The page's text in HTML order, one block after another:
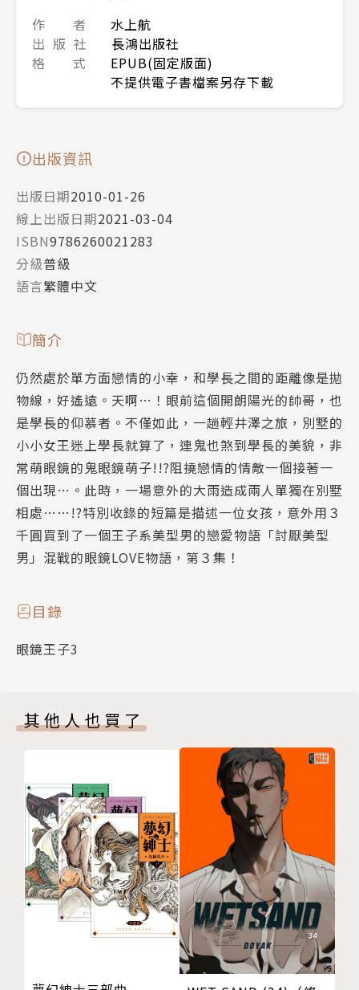
作 者
水上航
出 版 社
長鴻出版社
格 式
EPUB(固定版面)
不提供電子書檔案另存下載
出版資訊
出版日期2010-01-26
線上出版日期2021-03-04
ISBN9786260021283
分級普級
語言繁體中文
簡介
仍然處於單方面戀情的小幸，和學長之間的距離像是拋
物線，好遙遠。天啊…！眼前這個開朗陽光的帥哥，也
是學長的仰慕者。不僅如此，一趟輕井澤之旅，別墅的
小小女王迷上學長就算了，連鬼也煞到學長的美貌，非
常萌眼鏡的鬼眼鏡萌子!!?阻撓戀情的情敵一個接著一
個出現…。此時，一場意外的大雨造成兩人單獨在別墅
相處……!?特別收錄的短篇是描述一位女孩，意外用３
千圓買到了一個王子系美型男的戀愛物語「討厭美型
男」混戰的眼鏡LOVE物語，第３集！
目錄
眼鏡王子3
其他人也買了